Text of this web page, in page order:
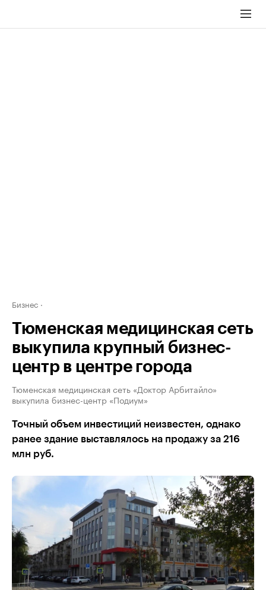
Бизнес
Тюменская медицинская сеть
выкупила крупный бизнес-
центр в центре города
Тюменская медицинская сеть «Доктор Арбитайло»
выкупила бизнес-центр «Подиум»
Точный объем инвестиций неизвестен, однако
ранее здание выставлялось на продажу за 216
млн руб.